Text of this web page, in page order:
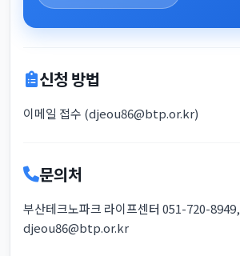
신청 방법
이메일 접수 (djeou86@btp.or.kr)
문의처
부산테크노파크 라이프센터 051-720-8949,
djeou86@btp.or.kr